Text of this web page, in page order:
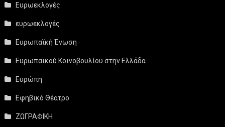
Ευρωεκλογές
ευρωεκλογές
Ευρωπαϊκή Ένωση
Ευρωπαϊκού Κοινοβουλίου στην Ελλάδα
Ευρώπη
Εφηβικό Θέατρο
ΖΩΓΡΑΦΙΚΗ